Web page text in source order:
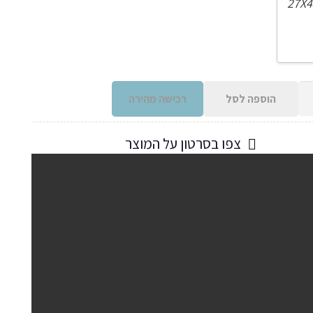
הוספה לסל רכישה מהירה
צפו בסרטון על המוצר